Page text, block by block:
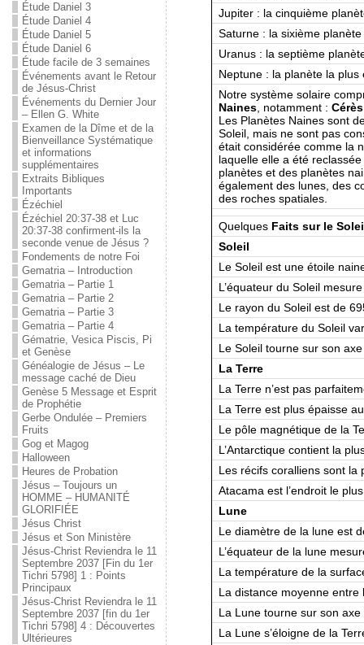
Étude Daniel 3
Étude Daniel 4
Étude Daniel 5
Étude Daniel 6
Étude facile de 3 semaines
Événements avant le Retour
de Jésus-Christ
Événements du Dernier Jour
– Ellen G. White
Examen de la Dîme et de la
Bienveillance Systématique
et informations
supplémentaires
Extraits Bibliques
Importants
Ézéchiel
Ézéchiel 20:37-38 et Luc
20:37-38 confirment-ils la
seconde venue de Jésus ?
Fondements de notre Foi
Gematria – Introduction
Gematria – Partie 1
Gematria – Partie 2
Gematria – Partie 3
Gematria – Partie 4
Gématrie, Vesica Piscis, Pi
et Genèse
Généalogie de Jésus – Le
message caché de Dieu
Genèse 5 Message et Esprit
de Prophétie
Gerbe Ondulée – Premiers
Fruits
Gog et Magog
Halloween
Heures de Probation
Jésus – Toujours un
HOMME – HUMANITÉ
GLORIFIÉE
Jésus Christ
Jésus et Son Ministère
Jésus-Christ Reviendra le 11
Septembre 2037 [Fin du 1er
Tichri 5798] 1 : Points
Principaux
Jésus-Christ Reviendra le 11
Septembre 2037 [fin du 1er
Tichri 5798] 4 : Découvertes
Ultérieures
Jupiter : la cinquième
Saturne : la sixième
Uranus : la septième
Neptune : la planète la plus
Notre système solaire
Naines, notamment :
Les Planètes Naines sont
Soleil, mais ne sont pas
était considérée comme la
laquelle elle a été
planètes et des planètes
également des lunes, des
des roches spatiales.
Quelques Faits sur le
Soleil
Le Soleil est une étoile
L’équateur du Soleil
Le rayon du Soleil est de
La température du Soleil
Le Soleil tourne sur son
La Terre
La Terre n’est pas
La Terre est plus épaisse
Le pôle magnétique de la
L’Antarctique contient la
Les récifs coralliens sont la
Atacama est l’endroit le
Lune
Le diamètre de la lune est
L’équateur de la lune
La température de la
La distance moyenne
La Lune tourne sur son
La Lune s’éloigne de la